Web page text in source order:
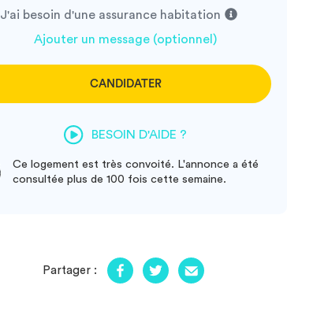
J'ai besoin d'une assurance habitation
Ajouter un message (optionnel)
CANDIDATER
BESOIN D'AIDE ?
Ce logement est très convoité. L'annonce a été
consultée plus de 100 fois cette semaine.
Partager :